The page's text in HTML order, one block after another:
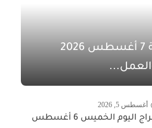
أبراج اليوم الجمعة 7 أغسطس 2026
أغسطس 5, 2026
أبراج اليوم الخميس 6 أغسطس